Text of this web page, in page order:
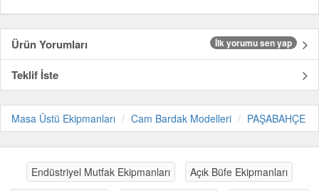
Ürün Yorumları İlk yorumu sen yap
Teklif İste
Masa Üstü Ekipmanları Cam Bardak Modelleri PAŞABAHÇE
Endüstriyel Mutfak Ekipmanları
Açık Büfe Ekipmanları